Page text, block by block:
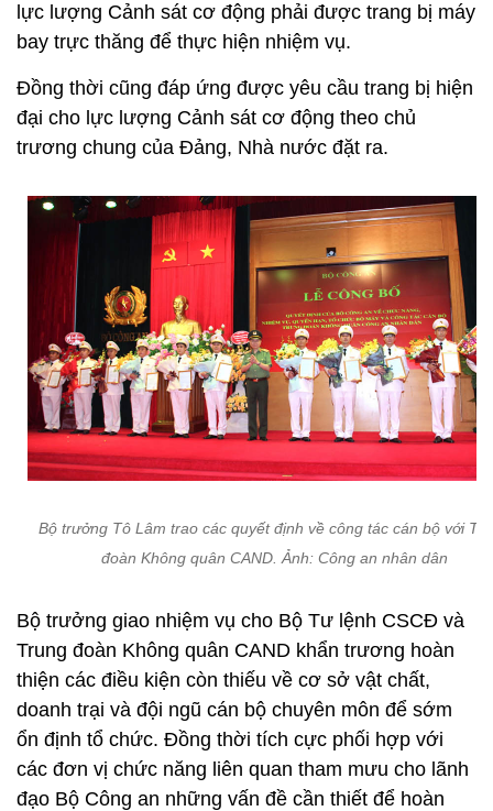
lực lượng Cảnh sát cơ động phải được trang bị máy
bay trực thăng để thực hiện nhiệm vụ.
Đồng thời cũng đáp ứng được yêu cầu trang bị hiện
đại cho lực lượng Cảnh sát cơ động theo chủ
trương chung của Đảng, Nhà nước đặt ra.
Bộ trưởng Tô Lâm trao các quyết định về công tác cán bộ với
đoàn Không quân CAND. Ảnh: Công an nhân dân
Bộ trưởng giao nhiệm vụ cho Bộ Tư lệnh CSCĐ và
Trung đoàn Không quân CAND khẩn trương hoàn
thiện các điều kiện còn thiếu về cơ sở vật chất,
doanh trại và đội ngũ cán bộ chuyên môn để sớm
ổn định tổ chức. Đồng thời tích cực phối hợp với
các đơn vị chức năng liên quan tham mưu cho lãnh
đạo Bộ Công an những vấn đề cần thiết để hoàn